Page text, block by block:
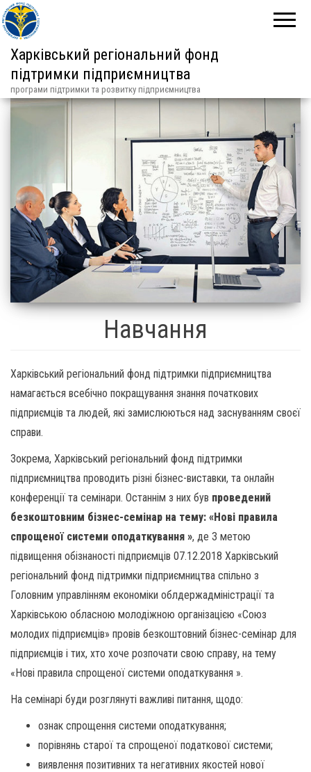
Харківський регіональний фонд
підтримки підприємництва
програми підтримки та розвитку підприємництва
Навчання
Харківський регіональний фонд підтримки підприємництва
намагається всебічно покращування знання початкових
підприємців та людей, які замислюються над заснуванням своєї
справи.
Зокрема, Харківський регіональний фонд підтримки
підприємництва проводить різні бізнес-виставки, та онлайн
конференції та семінари. Останнім з них був проведений
безкоштовним бізнес-семінар на тему: «Нові правила
спрощеної системи оподаткування », де З метою
підвищення обізнаності підприємців 07.12.2018 Харківський
регіональний фонд підтримки підприємництва спільно з
Головним управлінням економіки облдержадміністрації та
Харківською обласною молодіжною організацією «Союз
молодих підприємців» провів безкоштовний бізнес-семінар для
підприємців і тих, хто хоче розпочати свою справу, на тему
«Нові правила спрощеної системи оподаткування ».
На семінарі буди розглянуті важливі питання, щодо:
ознак спрощення системи оподаткування;
порівнянь старої та спрощеної податкової системи;
виявлення позитивних та негативних якостей нової